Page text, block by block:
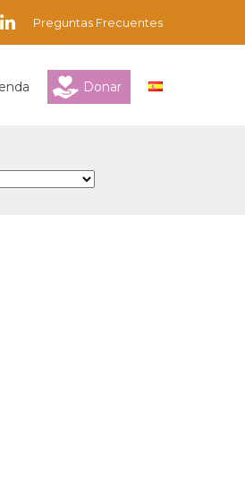
Preguntas Frecuentes
Donar